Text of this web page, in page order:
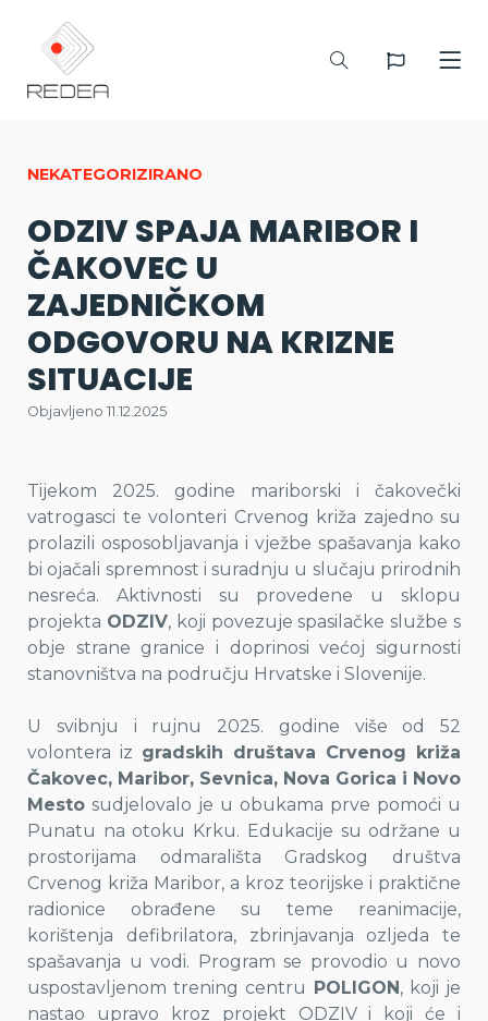
NEKATEGORIZIRANO
ODZIV SPAJA MARIBOR I
ČAKOVEC U
ZAJEDNIČKOM
ODGOVORU NA KRIZNE
SITUACIJE
Objavljeno 11.12.2025
Tijekom 2025. godine mariborski i čakovečki
vatrogasci te volonteri Crvenog križa zajedno su
prolazili osposobljavanja i vježbe spašavanja kako
bi ojačali spremnost i suradnju u slučaju prirodnih
nesreća. Aktivnosti su provedene u sklopu
projekta ODZIV, koji povezuje spasilačke službe s
obje strane granice i doprinosi većoj sigurnosti
stanovništva na području Hrvatske i Slovenije.
U svibnju i rujnu 2025. godine više od 52
volontera iz gradskih društava Crvenog križa
Čakovec, Maribor, Sevnica, Nova Gorica i Novo
Mesto sudjelovalo je u obukama prve pomoći u
Punatu na otoku Krku. Edukacije su održane u
prostorijama odmarališta Gradskog društva
Crvenog križa Maribor, a kroz teorijske i praktične
radionice obrađene su teme reanimacije,
korištenja defibrilatora, zbrinjavanja ozljeda te
spašavanja u vodi. Program se provodio u novo
uspostavljenom trening centru POLIGON, koji je
nastao upravo kroz projekt ODZIV i koji će i